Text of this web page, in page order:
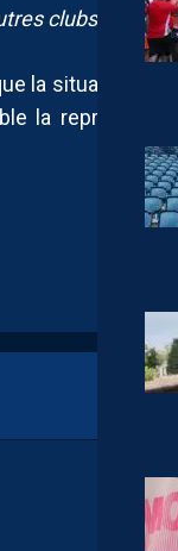
clubs
la situation
la reprise du